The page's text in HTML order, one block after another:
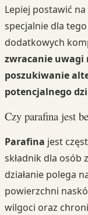
Lepiej postawić
specjalnie dla
dodatkowych
zwracanie uwagi
poszukiwanie
potencjalnego
Czy parafina jest
Parafina jest
składnik dla osób z
działanie polega
powierzchni
wilgoci oraz